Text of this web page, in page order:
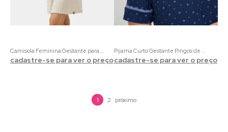
Camisola Feminina Gestante para Amamentação Cacau | Ribana Canelada nas Cores Areia e Marrom com Estampa Mini Poá
cadastre-se para ver o preço
Pijama Curto Gestante Pingos de Amor | 100% Algodão com Estampa de Corações
cadastre-se para ver o preço
1 2